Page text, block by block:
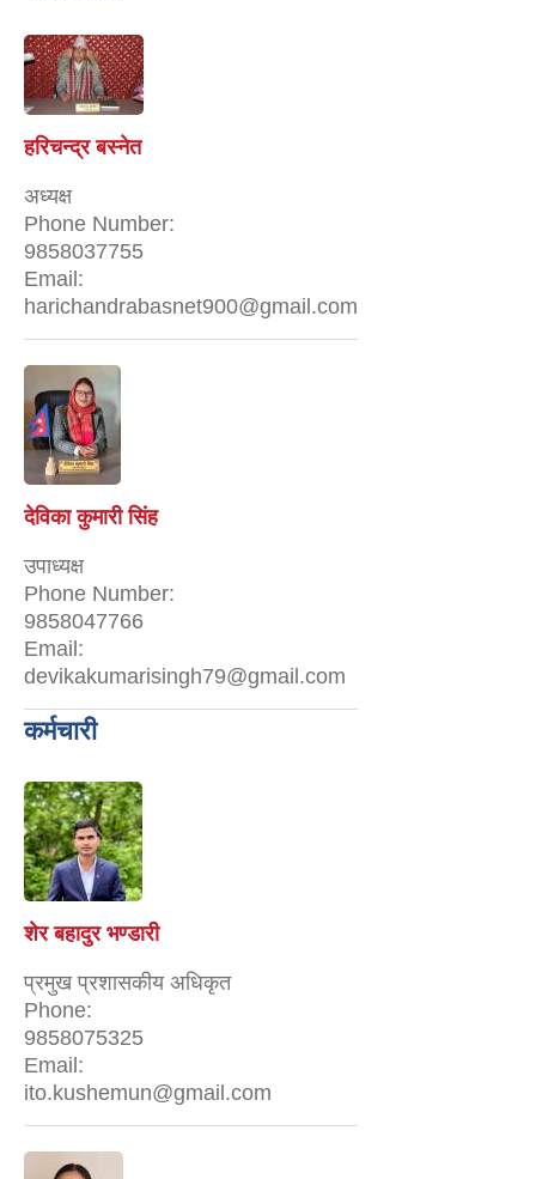
हरिचन्द्र बस्नेत
अध्यक्ष
Phone Number:
9858037755
Email:
harichandrabasnet900@gmail.com
देविका कुमारी सिंह
उपाध्यक्ष
Phone Number:
9858047766
Email:
devikakumarisingh79@gmail.com
कर्मचारी
शेर बहादुर भण्डारी
प्रमुख प्रशासकीय अधिकृत
Phone:
9858075325
Email:
ito.kushemun@gmail.com